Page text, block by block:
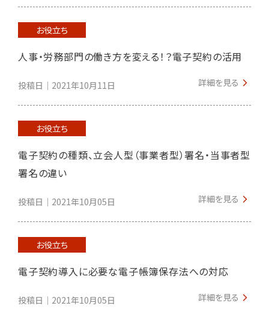
お役立ち
人事・労務部門の働き方を変える！？電子契約の活用
投稿日｜2021年10月11日 詳細を見る
お役立ち
電子契約の種類、立会人型（事業者型）署名・当事者型
署名の違い
投稿日｜2021年10月05日 詳細を見る
お役立ち
電子契約導入に必要な電子帳簿保存法への対応
投稿日｜2021年10月05日 詳細を見る